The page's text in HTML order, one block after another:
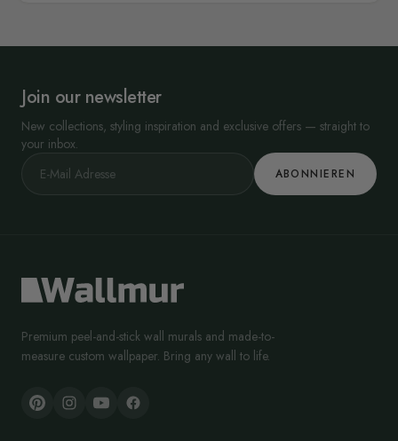
Join our newsletter
New collections, styling inspiration and exclusive offers — straight to
your inbox.
ABONNIEREN
Premium peel-and-stick wall murals and made-to-
measure custom wallpaper. Bring any wall to life.